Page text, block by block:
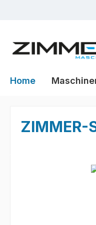
Home
ZIMMER-
Bildergalerie